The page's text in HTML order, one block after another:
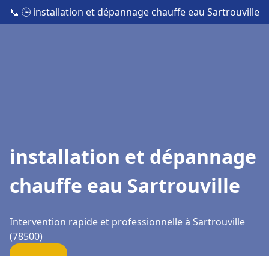
📞 🕒 installation et dépannage chauffe eau Sartrouville
installation et dépannage
chauffe eau Sartrouville
Intervention rapide et professionnelle à Sartrouville
(78500)